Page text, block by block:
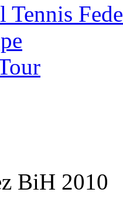
Tennis
BiH 2010